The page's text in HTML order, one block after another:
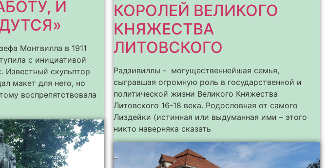
КОРОЛЕЙ ВЕЛИКОГО
КНЯЖЕСТВА
ЛИТОВСКОГО
Радзивиллы - могущественнейшая семья,
сыгравшая огромную роль в государственной и
политической жизни Великого Княжества
Литовского 16-18 века. Родословная от самого
Лиздейки (истинная или выдуманная ими – этого
никто наверняка сказать
И
Монтвилла в 1911
с инициативой
Известный скульптор
макет для него, но
воспрепятствовала